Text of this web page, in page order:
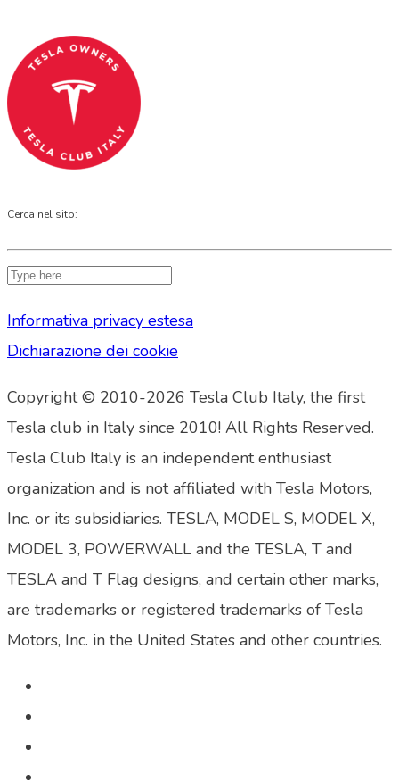
Cerca nel sito:
Informativa privacy estesa
Dichiarazione dei cookie
Copyright © 2010-2026 Tesla Club Italy, the first
Tesla club in Italy since 2010! All Rights Reserved.
Tesla Club Italy is an independent enthusiast
organization and is not affiliated with Tesla Motors,
Inc. or its subsidiaries. TESLA, MODEL S, MODEL X,
MODEL 3, POWERWALL and the TESLA, T and
TESLA and T Flag designs, and certain other marks,
are trademarks or registered trademarks of Tesla
Motors, Inc. in the United States and other countries.